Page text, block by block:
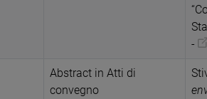
-
Abstract in Atti di
convegno